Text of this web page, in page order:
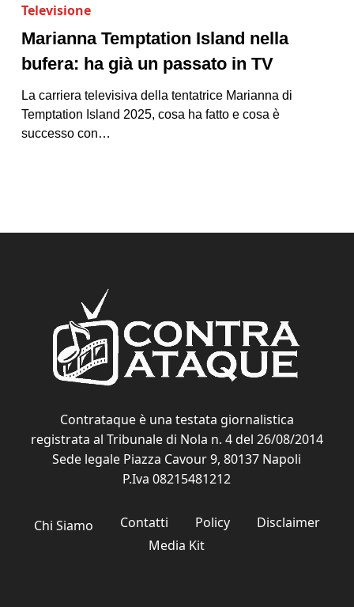
Televisione
Marianna Temptation Island nella
bufera: ha già un passato in TV
La carriera televisiva della tentatrice Marianna di
Temptation Island 2025, cosa ha fatto e cosa è
successo con…
Contrataque è una testata giornalistica
registrata al Tribunale di Nola n. 4 del 26/08/2014
Sede legale Piazza Cavour 9, 80137 Napoli
P.Iva 08215481212
Chi Siamo Contatti Policy
Disclaimer
Media Kit